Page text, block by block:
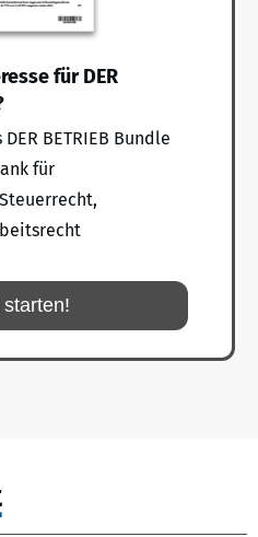
für DER
BETRIEB Bundle
für